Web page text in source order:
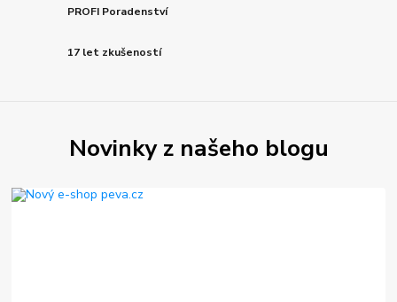
PROFI Poradenství
17 let zkušeností
Novinky z našeho blogu